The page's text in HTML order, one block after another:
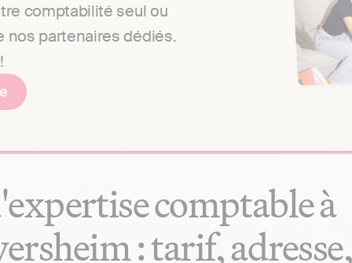
comptabilité seul ou
nos partenaires dédiés.
comptable à
: tarif,